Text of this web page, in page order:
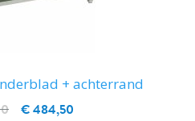
+ achterrand
€ 484,50